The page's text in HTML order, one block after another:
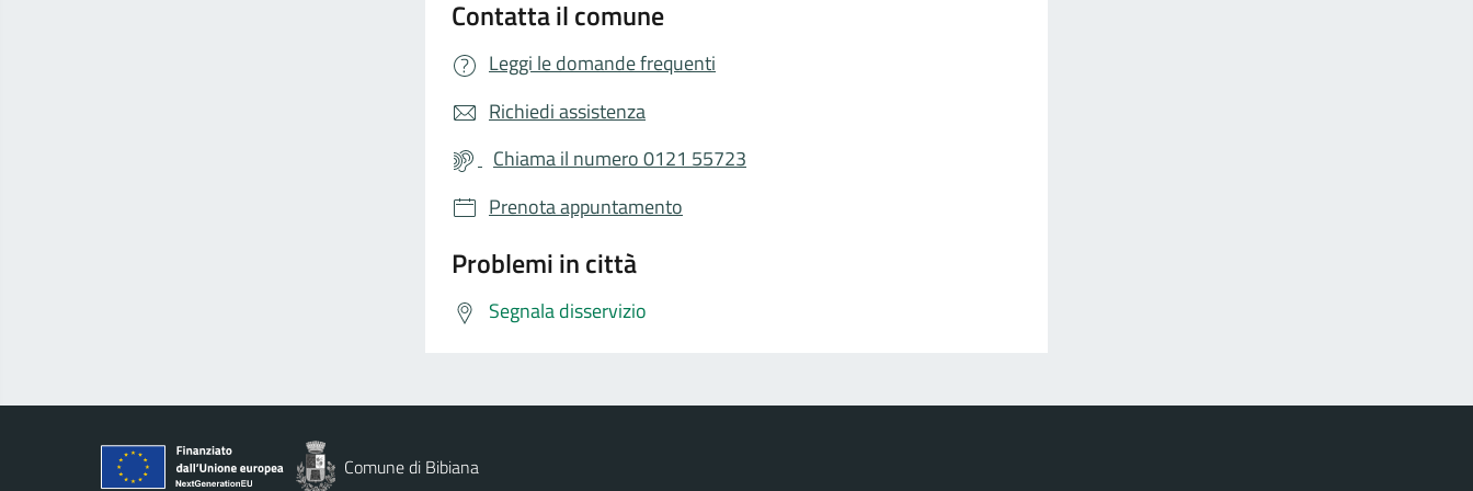
Contatta il comune
Leggi le domande frequenti
Richiedi assistenza
Chiama il numero 0121 55723
Prenota appuntamento
Problemi in città
Segnala disservizio
Comune di Bibiana